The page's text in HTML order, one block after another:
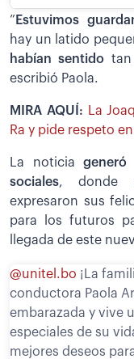
” Estuvimos
hay un latido
habían sentido tan
escribió Paola.
MIRA AQUÍ:
La
Ra y pide respeto
La noticia generó
sociales, donde
expresaron sus
para los futuros
llegada de este
@unitel.bo ¡La
conductora Paola
embarazada y vive
especiales de su
mejores deseos